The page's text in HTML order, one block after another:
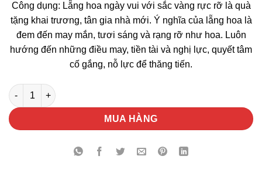
Công dụng: Lẵng hoa ngày vui với sắc vàng rực rỡ là quà
tặng khai trương, tân gia nhà mới. Ý nghĩa của lẵng hoa là
đem đến may mắn, tươi sáng và rạng rỡ như hoa. Luôn
hướng đến những điều may, tiền tài và nghị lực, quyết tâm
cố gắng, nỗ lực để thăng tiến.
Lẵng Hoa Ngày Vui số lượng
MUA HÀNG